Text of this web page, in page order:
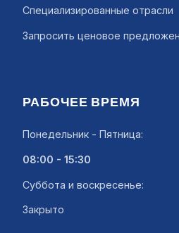
Специализированные отрасли
Запросить ценовое
РАБОЧЕЕ ВРЕМЯ
Понедельник - Пятница:
08:00 - 15:30
Суббота и воскресенье:
Закрыто